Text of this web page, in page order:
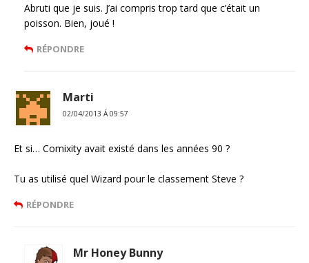
Abruti que je suis. J’ai compris trop tard que c’était un
poisson. Bien, joué !
RÉPONDRE
Marti
02/04/2013 Á 09:57
Et si… Comixity avait existé dans les années 90 ?
Tu as utilisé quel Wizard pour le classement Steve ?
RÉPONDRE
Mr Honey Bunny